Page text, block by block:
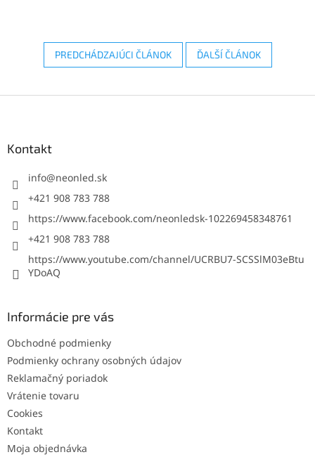
PREDCHÁDZAJÚCI ČLÁNOK ĎALŠÍ ČLÁNOK
Kontakt
info@neonled.sk
+421 908 783 788
https://www.facebook.com/neonledsk-102269458348761
+421 908 783 788
https://www.youtube.com/channel/UCRBU7-SCSSlM03eBtu
YDoAQ
Informácie pre vás
Obchodné podmienky
Podmienky ochrany osobných údajov
Reklamačný poriadok
Vrátenie tovaru
Cookies
Kontakt
Moja objednávka